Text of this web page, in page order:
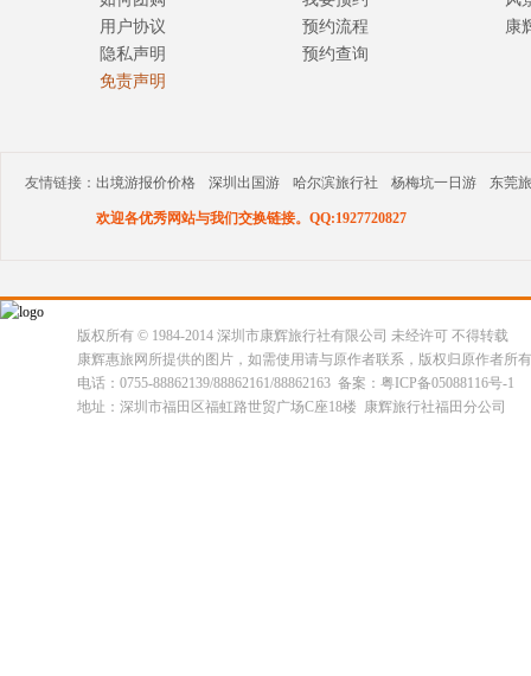
用户协议
隐私声明
免责声明
预约流程
预约查询
康
友情链接： 出境游报价价格 深圳出国游 哈尔滨旅行社 杨梅坑一日游 东莞
欢迎各优秀网站与我们交换链接。QQ:1927720827
版权所有 © 1984-2014 深圳市康辉旅行社有限公司 未经许可 不得转载
康辉惠旅网所提供的图片，如需使用请与原作者联系，版权归原作者所
电话：0755-88862139/88862161/88862163 备案：粤ICP备05088116号-1
地址：深圳市福田区福虹路世贸广场C座18楼 康辉旅行社福田分公司